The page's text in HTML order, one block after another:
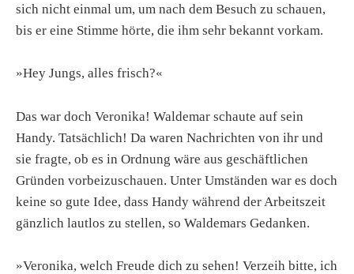
sich nicht einmal um, um nach dem Besuch zu schauen,
bis er eine Stimme hörte, die ihm sehr bekannt vorkam.
»Hey Jungs, alles frisch?«
Das war doch Veronika! Waldemar schaute auf sein
Handy. Tatsächlich! Da waren Nachrichten von ihr und
sie fragte, ob es in Ordnung wäre aus geschäftlichen
Gründen vorbeizuschauen. Unter Umständen war es doch
keine so gute Idee, dass Handy während der Arbeitszeit
gänzlich lautlos zu stellen, so Waldemars Gedanken.
»Veronika, welch Freude dich zu sehen! Verzeih bitte, ich